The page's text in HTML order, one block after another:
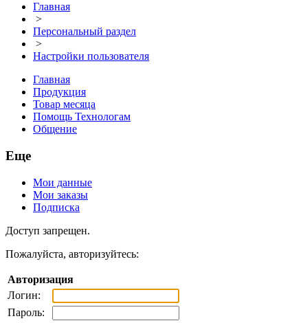
Главная
>
Персональный раздел
>
Настройки пользователя
Главная
Продукция
Товар месяца
Помощь Технологам
Общение
Еще
Мои данные
Мои заказы
Подписка
Доступ запрещен.
Пожалуйста, авторизуйтесь:
Авторизация
Логин:
Пароль: